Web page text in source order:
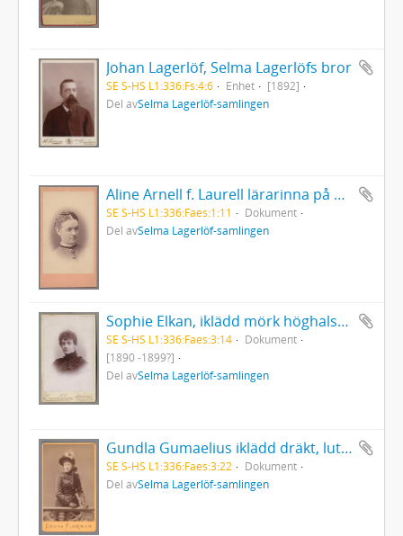
Johan Lagerlöf, Selma Lagerlöfs bror
SE S-HS L1:336:Fs:4:6 Enhet
[1892]
Del avSelma Lagerlöf-samlingen
Aline Arnell f. Laurell lärarinna på Mårbacka
SE S-HS L1:336:Faes:1:11
Dokument
Del avSelma Lagerlöf-samlingen
Sophie Elkan, iklädd mörk höghalsad blus med plisseringar
SE S-HS L1:336:Faes:3:14
Dokument
[1890 -1899?]
Del avSelma Lagerlöf-samlingen
Gundla Gumaelius iklädd dräkt, lutad mot balustrad
SE S-HS L1:336:Faes:3:22
Dokument
Del avSelma Lagerlöf-samlingen